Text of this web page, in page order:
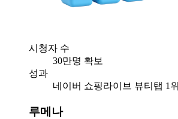
시청자 수
30만명 확보
성과
네이버 쇼핑라이브 뷰티탭 1위
루메나